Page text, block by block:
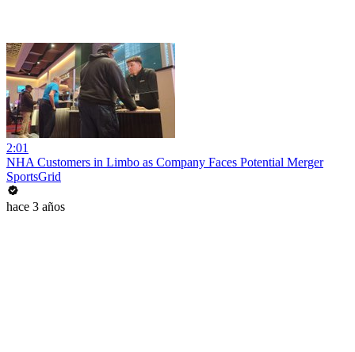
2:01
NHA Customers in Limbo as Company Faces Potential Merger
SportsGrid
hace 3 años